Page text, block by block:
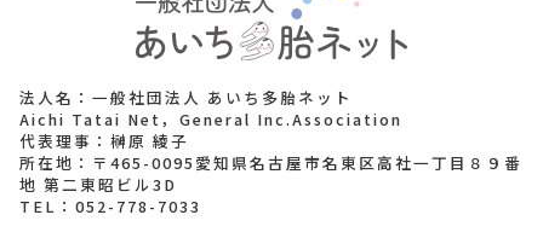
法人名：一般社団法人 あいち多胎ネット
Aichi Tatai Net，General Inc.Association
代表理事：榊原 綾子
所在地：〒465-0095愛知県名古屋市名東区高社一丁目８９番
地 第二東昭ビル3D
TEL： 052-778-7033